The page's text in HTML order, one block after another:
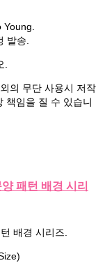
발송.
의 무단 사용시 저작
책임을 질 수 있습니
패턴 배경 시리
배경 시리즈.